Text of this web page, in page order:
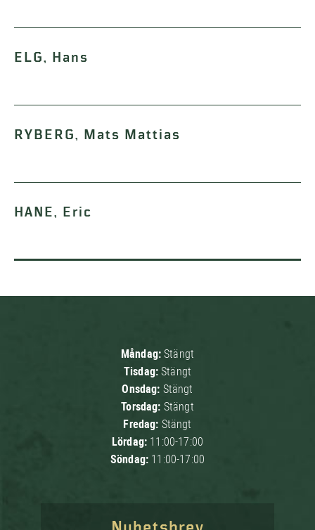
ELG, Hans
RYBERG, Mats Mattias
HANE, Eric
Måndag:Stängt
Tisdag:Stängt
Onsdag: Stängt
Torsdag: Stängt
Fredag: Stängt
Lördag: 11:00-17:00
Söndag: 11:00-17:00